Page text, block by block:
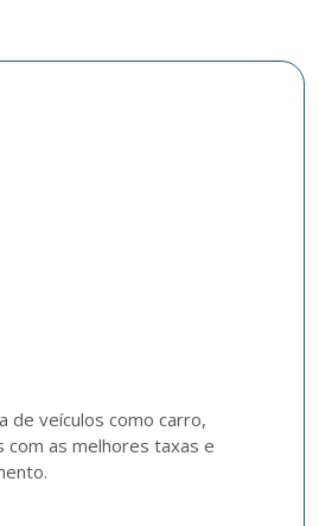
de veículos como carro,
com as melhores taxas e